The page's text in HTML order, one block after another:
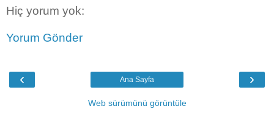
Hiç yorum yok:
Yorum Gönder
‹ ›
Ana Sayfa
Web sürümünü görüntüle